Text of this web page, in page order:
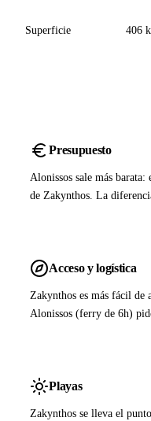
Superficie 406
Presupuesto
Alonissos sale más
de Zakynthos. La
Acceso y logística
Zakynthos es más fácil de
Alonissos (ferry de 6h)
Playas
Zakynthos se lleva el